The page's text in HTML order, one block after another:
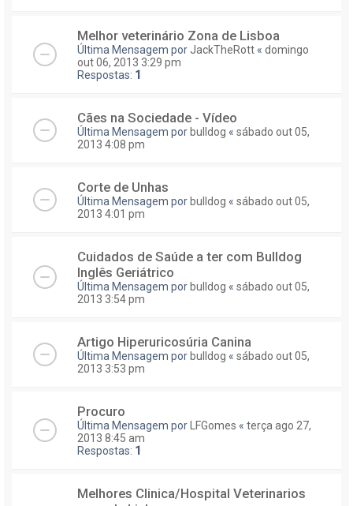
Melhor veterinário Zona de Lisboa
Última Mensagem por JackTheRott « domingo
out 06, 2013 3:29 pm
Respostas: 1
Cães na Sociedade - Vídeo
Última Mensagem por bulldog « sábado out 05,
2013 4:08 pm
Corte de Unhas
Última Mensagem por bulldog « sábado out 05,
2013 4:01 pm
Cuidados de Saúde a ter com Bulldog
Inglês Geriátrico
Última Mensagem por bulldog « sábado out 05,
2013 3:54 pm
Artigo Hiperuricosúria Canina
Última Mensagem por bulldog « sábado out 05,
2013 3:53 pm
Procuro
Última Mensagem por LFGomes « terça ago 27,
2013 8:45 am
Respostas: 1
Melhores Clinica/Hospital Veterinarios